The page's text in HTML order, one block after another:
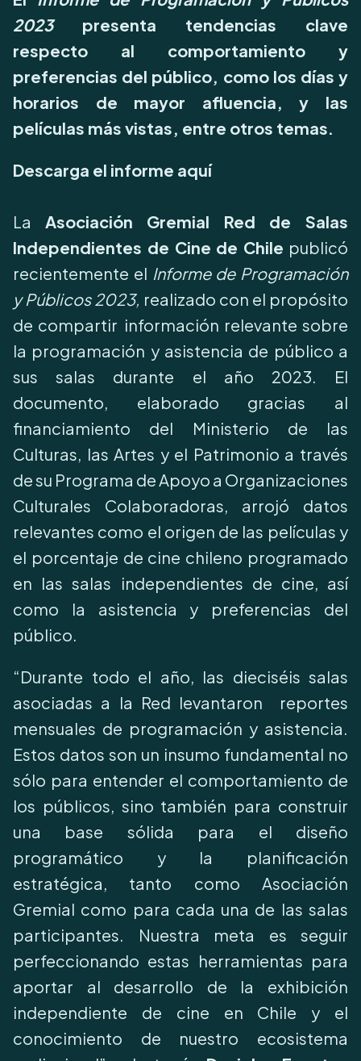
2023presenta tendencias clave
respecto al comportamiento y
preferencias del público, como los días y
horarios de mayor afluencia, y las
películas más vistas, entre otros temas.
Descarga el informe aquí
La Asociación Gremial Red de Salas
Independientes de Cine de Chile publicó
recientemente el Informe de Programación
y Públicos 2023, realizado con el propósito
de compartir información relevante sobre
la programación y asistencia de público a
sus salas durante el año 2023. El
documento, elaborado gracias al
financiamiento del Ministerio de las
Culturas, las Artes y el Patrimonio a través
de su Programa de Apoyo a Organizaciones
Culturales Colaboradoras, arrojó datos
relevantes como el origen de las películas y
el porcentaje de cine chileno programado
en las salas independientes de cine, así
como la asistencia y preferencias del
público.
“Durante todo el año, las dieciséis salas
asociadas a la Red levantaron reportes
mensuales de programación y asistencia.
Estos datos son un insumo fundamental no
sólo para entender el comportamiento de
los públicos, sino también para construir
una base sólida para el diseño
programático y la planificación
estratégica, tanto como Asociación
Gremial como para cada una de las salas
participantes. Nuestra meta es seguir
perfeccionando estas herramientas para
aportar al desarrollo de la exhibición
independiente de cine en Chile y el
conocimiento de nuestro ecosistema